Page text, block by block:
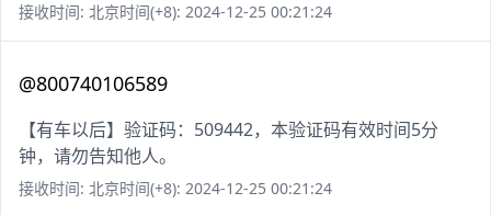
接收时间: 北京时间(+8): 2024-12-25 00:21:24
@800740106589
【有车以后】验证码：509442，本验证码有效时间5分
钟，请勿告知他人。
接收时间: 北京时间(+8): 2024-12-25 00:21:24